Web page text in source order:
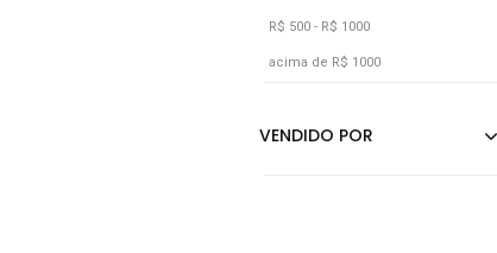
R$ 500 - R$ 1000
acima de R$ 1000